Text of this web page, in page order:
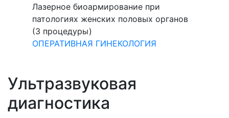
Лазерное биоармирование при
патологиях женских половых органов
(3 процедуры)
ОПЕРАТИВНАЯ ГИНЕКОЛОГИЯ
Ультразвуковая
диагностика